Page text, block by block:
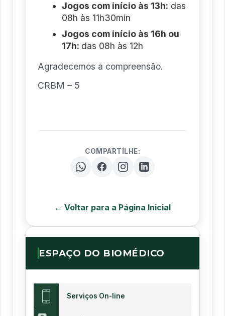
Jogos com início às 13h: das
08h às 11h30min
Jogos com início às 16h ou
17h: das 08h às 12h
Agradecemos a compreensão.
CRBM – 5
COMPARTILHE:
← Voltar para a Página Inicial
ESPAÇO DO BIOMÉDICO
Serviços On-line